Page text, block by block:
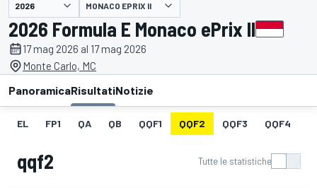
presentato da MONACO EPRIX II
2026 Formula E Monaco ePrix II
17 mag 2026 al 17 mag 2026
Monte Carlo, MC
PanoramicaRisultatiNotizie
EL FP1 QA QB QQF1 QQF2 QQF3 QQF4
qqf2 Tutte le statistiche